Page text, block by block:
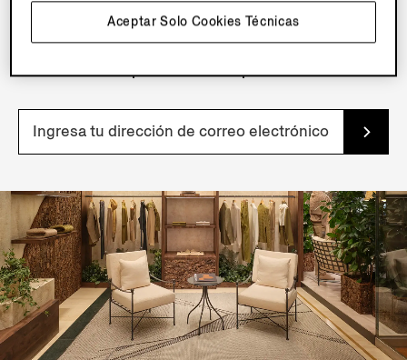
Suscríbete a nuestro boletín de noticias para obtener
contenido, ofertas y servicios exclusivos y acceso
anticipado a nuestros productos.
Aceptar Solo Cookies Técnicas